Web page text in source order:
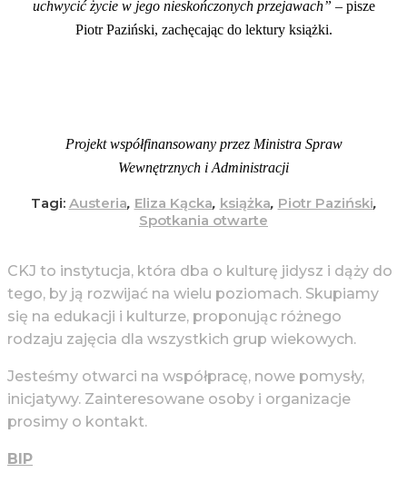
uchwycić życie w jego nieskończonych przejawach” – pisze
Piotr Paziński, zachęcając do lektury książki.
Projekt współfinansowany przez Ministra Spraw
Wewnętrznych i Administracji
Tagi: Austeria, Eliza Kącka, książka, Piotr Paziński,
Spotkania otwarte
CKJ to instytucja, która dba o kulturę jidysz i dąży do
tego, by ją rozwijać na wielu poziomach. Skupiamy
się na edukacji i kulturze, proponując różnego
rodzaju zajęcia dla wszystkich grup wiekowych.
Jesteśmy otwarci na współpracę, nowe pomysły,
inicjatywy. Zainteresowane osoby i organizacje
prosimy o kontakt.
BIP